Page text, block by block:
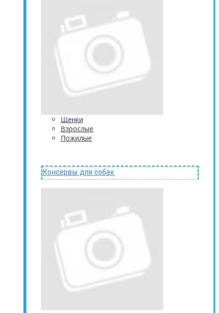
Щенки
Взрослые
Пожилые
Консервы для собак